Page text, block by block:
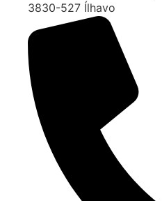
3830-527 Ílhavo